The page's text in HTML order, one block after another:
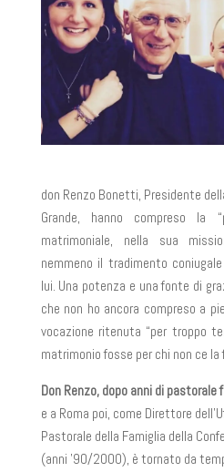
don Renzo Bonetti, Presidente
Grande, hanno compreso la
matrimoniale, nella sua
nemmeno il tradimento
lui. Una potenza e una fonte di
che non ho ancora compreso a
vocazione ritenuta “per troppo
matrimonio fosse per chi non ce la
Don Renzo, dopo anni di
e a Roma poi, come Direttore
Pastorale della Famiglia della
(anni ’90/2000), è tornato da